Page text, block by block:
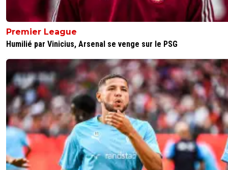
Premier League
Humilié par Vinicius, Arsenal se venge sur le PSG